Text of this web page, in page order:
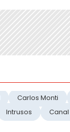
Carlos Monti
Intrusos Canal